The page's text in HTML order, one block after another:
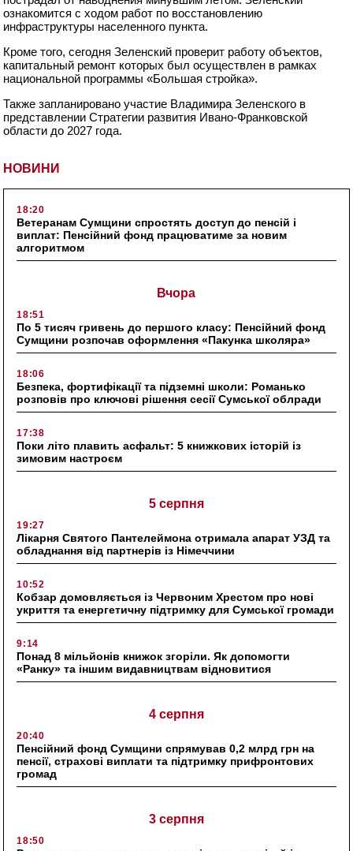
НОВИНИ
18:20
Ветеранам Сумщини спростять доступ до пенсій і
виплат: Пенсійний фонд працюватиме за новим
алгоритмом
Вчора
18:51
По 5 тисяч гривень до першого класу: Пенсійний фонд
Сумщини розпочав оформлення «Пакунка школяра»
18:06
Безпека, фортифікації та підземні школи: Романько
розповів про ключові рішення сесії Сумської облради
17:38
Поки літо плавить асфальт: 5 книжкових історій із
зимовим настроєм
5 серпня
19:27
Лікарня Святого Пантелеймона отримала апарат УЗД та
обладнання від партнерів із Німеччини
10:52
Кобзар домовляється із Червоним Хрестом про нові
укриття та енергетичну підтримку для Сумської громади
9:14
Понад 8 мільйонів книжок згоріли. Як допомогти
«Ранку» та іншим видавництвам відновитися
4 серпня
20:40
Пенсійний фонд Сумщини спрямував 0,2 млрд грн на
пенсії, страхові виплати та підтримку прифронтових
громад
3 серпня
18:50
ознакомится с ходом работ по восстановлению
инфраструктуры населенного пункта.
Кроме того, сегодня Зеленский проверит работу объектов,
капитальный ремонт которых был осуществлен в рамках
национальной программы «Большая стройка».
Также запланировано участие Владимира Зеленского в
представлении Стратегии развития Ивано-Франковской
области до 2027 года.